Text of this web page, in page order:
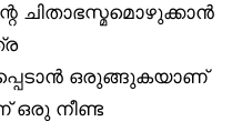
ചിതാഭസ്മമൊഴുക്കാൻ
ഒരുങ്ങുകയാണ്
ഒരു നീണ്ട